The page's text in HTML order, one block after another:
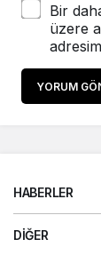
Bir
üzere
YORUM
HABERLER
DIĞER